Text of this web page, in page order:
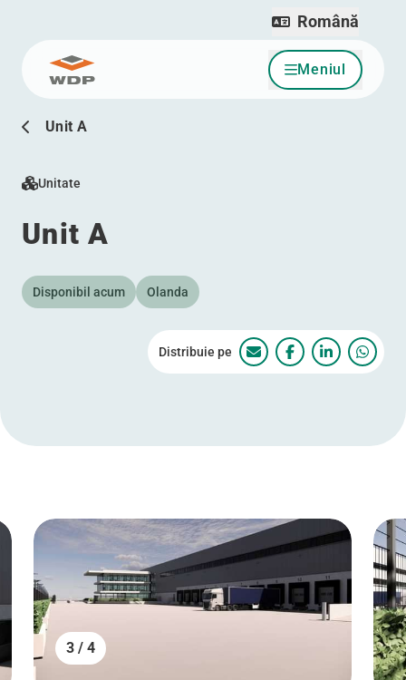
Sari la conținut Meniul
Română
Unit A
Unitate
Unit A
Disponibil acum Olanda
Distribuie pe Unit AUnit AUnit AUnit A
3 / 4